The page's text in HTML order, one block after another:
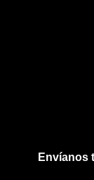
Envíanos